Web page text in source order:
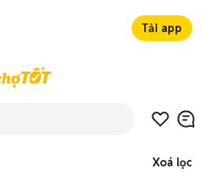
Tải app
Xoá lọc